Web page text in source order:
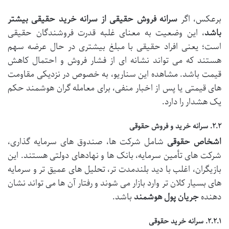
برعکس، اگر سرانه فروش حقیقی از سرانه خرید حقیقی بیشتر
باشد، این وضعیت به معنای غلبه قدرت فروشندگان حقیقی
است؛ یعنی افراد حقیقی با مبلغ بیشتری در حال عرضه سهم
هستند که می تواند نشانه ای از فشار فروش و احتمال کاهش
قیمت باشد. مشاهده این سناریو، به خصوص در نزدیکی مقاومت
های قیمتی یا پس از اخبار منفی، برای معامله گران هوشمند حکم
یک هشدار را دارد.
۲.۲. سرانه خرید و فروش حقوقی
اشخاص حقوقی شامل شرکت ها، صندوق های سرمایه گذاری،
شرکت های تأمین سرمایه، بانک ها و نهادهای دولتی هستند. این
بازیگران، اغلب با دید بلندمدت تر، تحلیل های عمیق تر و سرمایه
های بسیار کلان تر وارد بازار می شوند و رفتار آن ها می تواند نشان
دهندهجریان پول هوشمند باشد.
۲.۲.۱. سرانه خرید حقوقی